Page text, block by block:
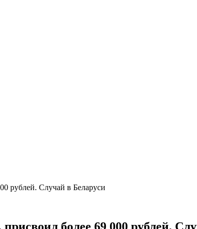
рублей. Случай в Беларуси